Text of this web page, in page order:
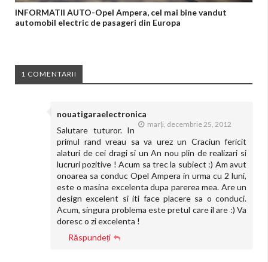
INFORMATII AUTO-Opel Ampera, cel mai bine vandut
automobil electric de pasageri din Europa
1 COMENTARII
nouatigaraelectronica
marți, decembrie 25, 2012
Salutare tuturor. In
primul rand vreau sa va urez un Craciun fericit
alaturi de cei dragi si un An nou plin de realizari si
lucruri pozitive ! Acum sa trec la subiect :) Am avut
onoarea sa conduc Opel Ampera in urma cu 2 luni,
este o masina excelenta dupa parerea mea. Are un
design excelent si iti face placere sa o conduci.
Acum, singura problema este pretul care il are :) Va
doresc o zi excelenta !
Răspundeți